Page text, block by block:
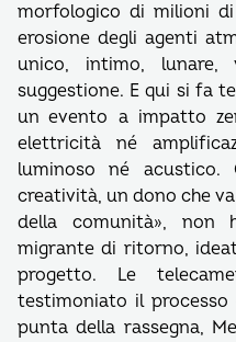
morfologico di milioni
erosione degli agenti
unico, intimo,
suggestione. E qui si fa
un evento a impatto
elettricità né
luminoso né acustico.
creatività, un dono che
della comunità», non
migrante di ritorno,
progetto. Le
testimoniato il
punta della rassegna,